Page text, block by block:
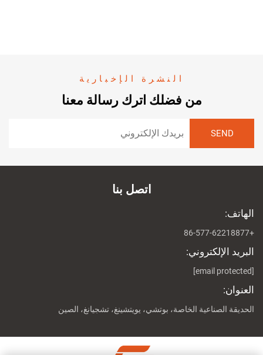
النشرة الإخبارية
من فضلك اترك رسالة معنا
اتصل بنا
الهاتف:
+86-577-62218877
البريد الإلكتروني:
[email protected]
العنوان:
الحديقة الصناعية الخاصة، بوتشي، يويتشينغ، تشجيانغ، الصين